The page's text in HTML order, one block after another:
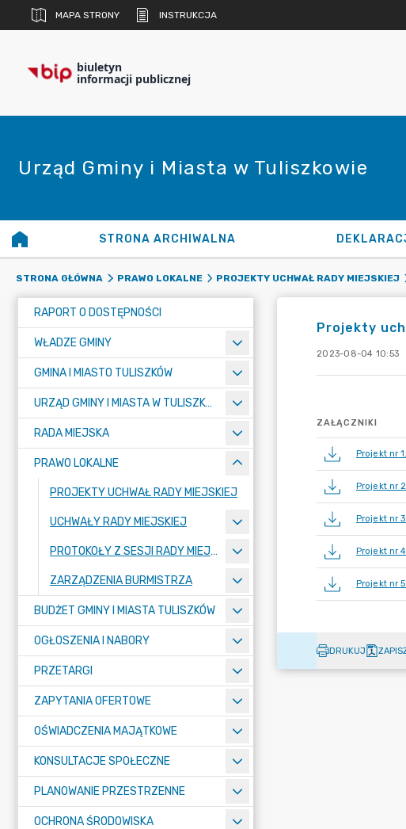
MAPA STRONY INSTRUKCJA
biuletyn
informacji publicznej
Urząd Gminy i Miasta w Tuliszkowie
STRONA ARCHIWALNA
STRONA GŁÓWNA PRAWO LOKALNE PROJEKTY UCHWAŁ RADY MIEJSKIEJ
RAPORT O DOSTĘPNOŚCI
WŁADZE GMINY
GMINA I MIASTO TULISZKÓW
URZĄD GMINY I MIASTA W TULISZKOWIE
RADA MIEJSKA
PRAWO LOKALNE
PROJEKTY UCHWAŁ RADY MIEJSKIEJ
UCHWAŁY RADY MIEJSKIEJ
PROTOKOŁY Z SESJI RADY MIEJSKIEJ
ZARZĄDZENIA BURMISTRZA
BUDŻET GMINY I MIASTA TULISZKÓW
OGŁOSZENIA I NABORY
PRZETARGI
ZAPYTANIA OFERTOWE
OŚWIADCZENIA MAJĄTKOWE
KONSULTACJE SPOŁECZNE
PLANOWANIE PRZESTRZENNE
OCHRONA ŚRODOWISKA
Projekty
2023-08-04 10:53
ZAŁĄCZNIKI
Projekt nr
Projekt nr
Projekt nr
Projekt nr
Projekt nr
DRUKUJ